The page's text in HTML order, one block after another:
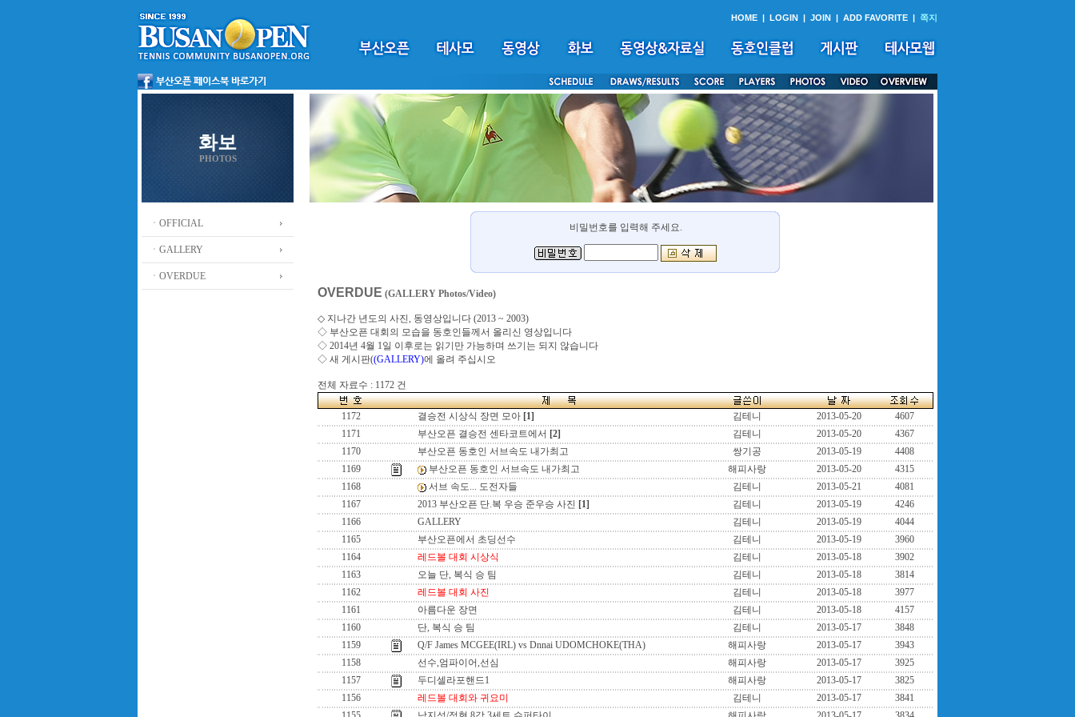
HOME | LOGIN | JOIN | ADD FAVORITE | 쪽지
화보
PHOTOS
ㆍOFFICIAL
ㆍGALLERY
ㆍOVERDUE
비밀번호를 입력해 주세요.
OVERDUE (GALLERY Photos/Video)
◇ 지나간 년도의 사진, 동영상입니다 (2013 ~ 2003)
◇ 부산오픈 대회의 모습을 동호인들께서 올리신 영상입니다
◇ 2014년 4월 1일 이후로는 읽기만 가능하며 쓰기는 되지 않습니다
◇ 새 게시판((GALLERY)에 올려 주십시오
전체 자료수 : 1172 건
1172 결승전 시상식 장면 모아 [1] 김테니 2013-05-20
4607
1171
부산오픈 결승전 센타코트에서 [2] 김테니 2013-05-20
4367
1170
부산오픈 동호인 서브속도 내가최고 쌍기공 2013-05-19
4408
1169
부산오픈 동호인 서브속도 내가최고 해피사랑 2013-05-20
4315
1168
서브 속도... 도전자들 김테니 2013-05-21
4081
1167
2013 부산오픈 단.복 우승 준우승 사진 [1] 김테니 2013-05-19
4246
1166
GALLERY 김테니 2013-05-19
4044
1165
부산오픈에서 초딩선수 김테니 2013-05-19
3960
1164
레드볼 대회 시상식 김테니 2013-05-18
3902
1163
오늘 단, 복식 승 팀 김테니 2013-05-18
3814
1162
레드볼 대회 사진 김테니 2013-05-18
3977
1161
아름다운 장면 김테니 2013-05-18
4157
1160
단, 복식 승 팀 김테니 2013-05-17
3848
1159
Q/F James MCGEE(IRL) vs Dnnai UDOMCHOKE(THA) 해피사랑 2013-05-17
3943
1158
선수,엄파이어,선심 해피사랑 2013-05-17
3925
1157
두디셀라포핸드1 해피사랑 2013-05-17
3825
1156
레드볼 대회와 귀요미 김테니 2013-05-17
3841